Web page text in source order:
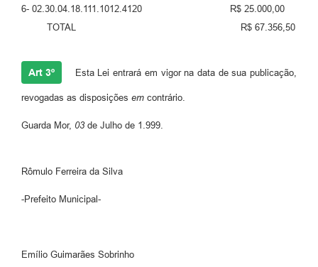
6- 02.30.04.18.111.1012.4120 R$ 25.000,00
TOTAL R$ 67.356,50
Art 3º Esta Lei entrará em vigor na data de sua publicação,
revogadas as disposições em contrário.
Guarda Mor, 03de Julho de 1.999.
Rômulo Ferreira da Silva
-Prefeito Municipal-
Emílio Guimarães Sobrinho